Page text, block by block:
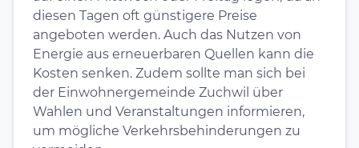
diesen Tagen oft günstigere Preise
angeboten werden. Auch das Nutzen von
Energie aus erneuerbaren Quellen kann die
Kosten senken. Zudem sollte man sich bei
der Einwohnergemeinde Zuchwil über
Wahlen und Veranstaltungen informieren,
um mögliche Verkehrsbehinderungen zu